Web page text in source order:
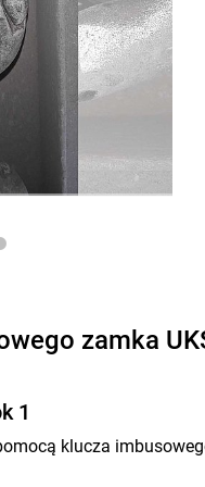
zamka
1
klucza